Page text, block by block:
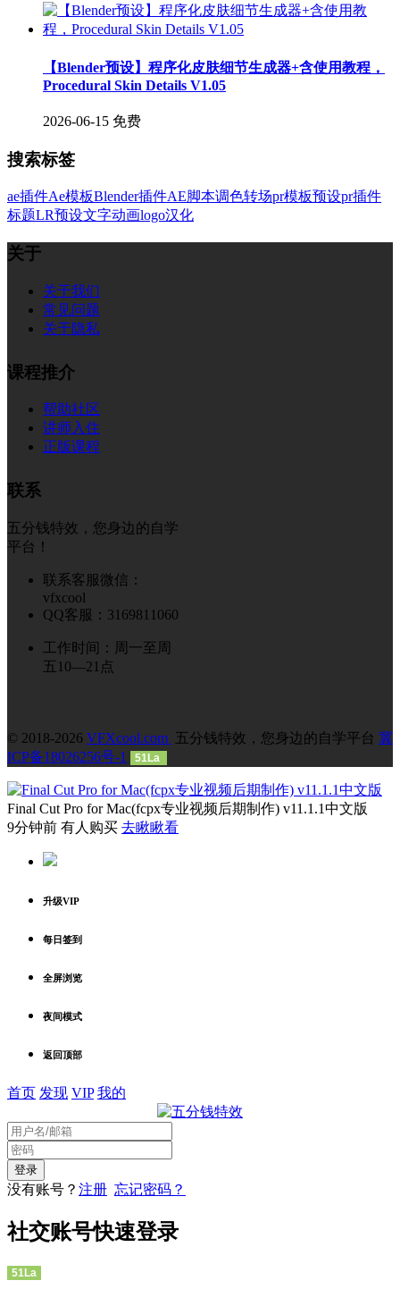
【Blender预设】程序化皮肤细节生成器+含使用教程，
Procedural Skin Details V1.05
2026-06-15 免费
搜索标签
ae插件Ae模板Blender插件AE脚本调色转场pr模板预设pr插件
标题LR预设文字动画logo汉化
关于
关于我们
常见问题
关于隐私
课程推介
帮助社区
讲师入住
正版课程
联系
五分钱特效，您身边的自学
平台！
联系客服微信：
vfxcool
QQ客服：3169811060
工作时间：周一至周
五10—21点
© 2018-2026 VFXcool.com 五分钱特效，您身边的自学平台 冀
ICP备18026256号-1
51La
Final Cut Pro for Mac(fcpx专业视频后期制作) v11.1.1中文版
9分钟前 有人购买 去瞅瞅看
升级VIP
每日签到
全屏浏览
夜间模式
返回顶部
首页 发现 VIP 我的
没有账号？ 注册 忘记密码？
社交账号快速登录
51La